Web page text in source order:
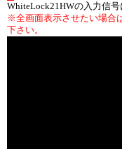
WhiteLock21HWの入力信号
※全画面表示させたい場合
下さい。